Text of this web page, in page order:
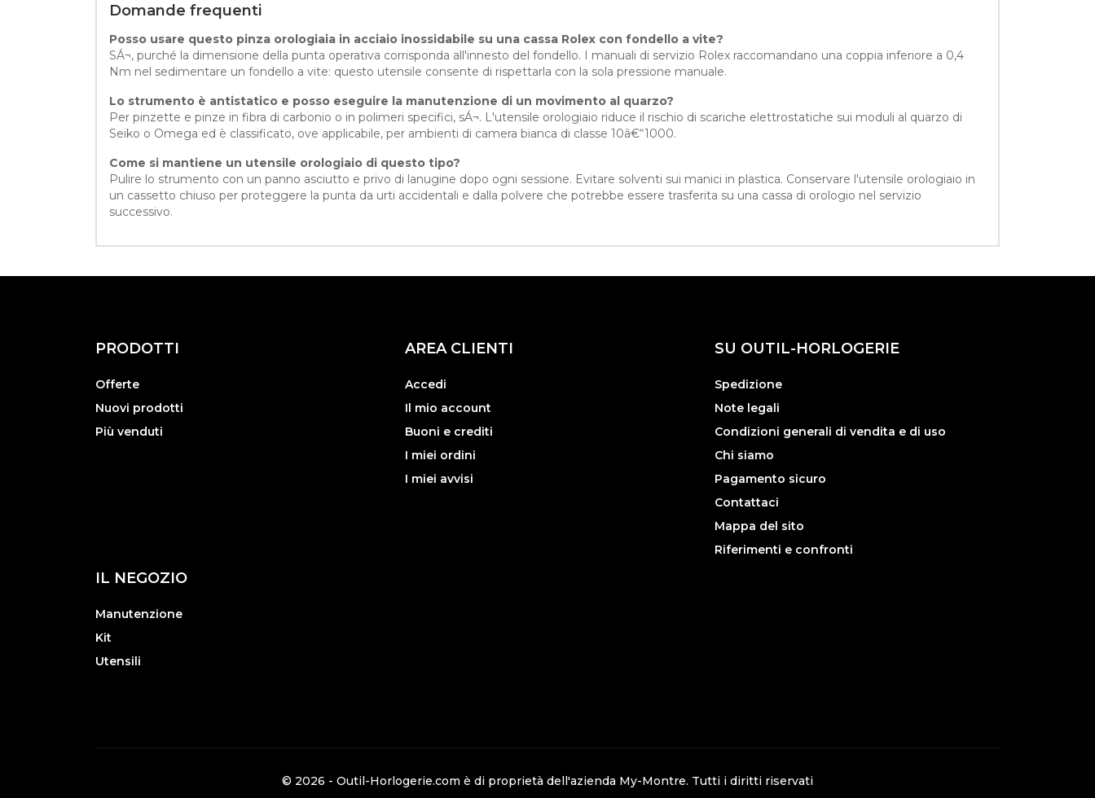
Domande frequenti
Posso usare questo pinza orologiaia in acciaio inossidabile su una cassa Rolex con fondello a vite?
SÁ¬, purché la dimensione della punta operativa corrisponda all'innesto del fondello. I manuali di servizio Rolex raccomandano una coppia inferiore a 0,4
Nm nel sedimentare un fondello a vite: questo utensile consente di rispettarla con la sola pressione manuale.
Lo strumento è antistatico e posso eseguire la manutenzione di un movimento al quarzo?
Per pinzette e pinze in fibra di carbonio o in polimeri specifici, sÁ¬. L'utensile orologiaio riduce il rischio di scariche elettrostatiche sui moduli al quarzo di
Seiko o Omega ed è classificato, ove applicabile, per ambienti di camera bianca di classe 10â€“1000.
Come si mantiene un utensile orologiaio di questo tipo?
Pulire lo strumento con un panno asciutto e privo di lanugine dopo ogni sessione. Evitare solventi sui manici in plastica. Conservare l'utensile orologiaio in
un cassetto chiuso per proteggere la punta da urti accidentali e dalla polvere che potrebbe essere trasferita su una cassa di orologio nel servizio
successivo.
PRODOTTI
Offerte
Nuovi prodotti
Più venduti
AREA CLIENTI
Accedi
Il mio account
Buoni e crediti
I miei ordini
I miei avvisi
SU OUTIL-HORLOGERIE
Spedizione
Note legali
Condizioni generali di vendita e di uso
Chi siamo
Pagamento sicuro
Contattaci
Mappa del sito
Riferimenti e confronti
IL NEGOZIO
Manutenzione
Kit
Utensili
© 2026 - Outil-Horlogerie.com è di proprietà dell'azienda My-Montre. Tutti i diritti riservati